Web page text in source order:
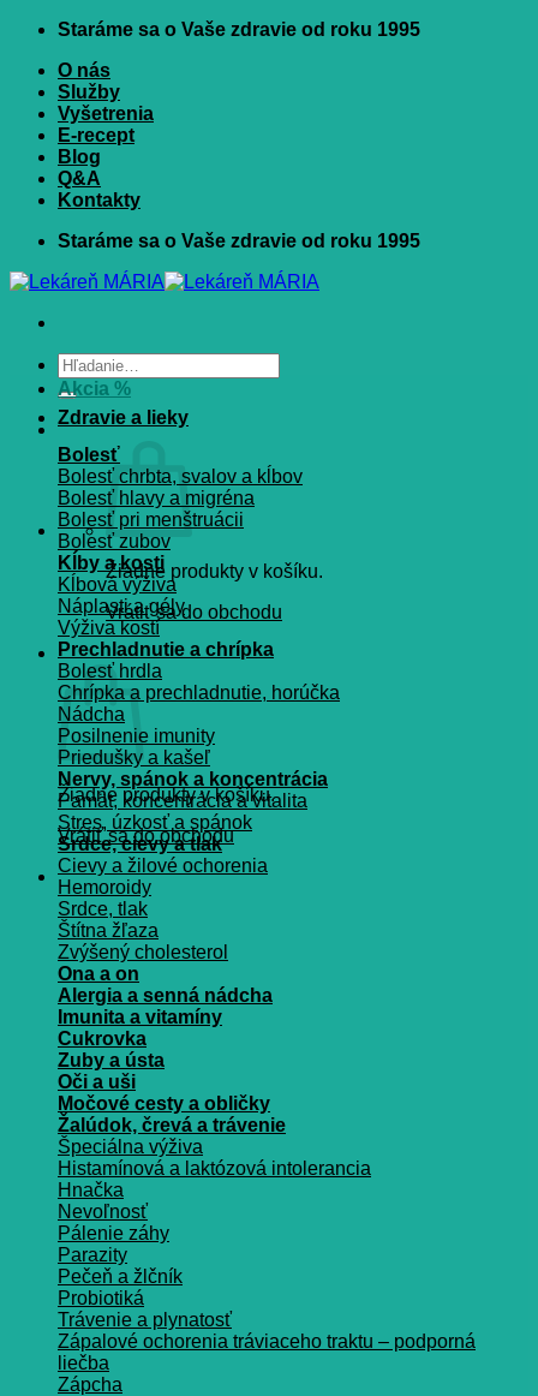
Skip
content
Staráme sa o Vaše zdravie od roku 1995
O nás
Služby
Vyšetrenia
E-recept
Blog
Q&A
Kontakty
Staráme sa o Vaše zdravie od roku 1995
Hľadať:
Žiadne produkty v košíku.
Vrátiť sa do obchodu
Košík
Žiadne produkty v košíku.
Vrátiť sa do obchodu
Akcia %
Zdravie a lieky
Bolesť
Bolesť chrbta, svalov a kĺbov
Bolesť hlavy a migréna
Bolesť pri menštruácii
Bolesť zubov
Kĺby a kosti
Kĺbová výživa
Náplasti a gély
Výživa kostí
Prechladnutie a chrípka
Bolesť hrdla
Chrípka a prechladnutie, horúčka
Nádcha
Posilnenie imunity
Priedušky a kašeľ
Nervy, spánok a koncentrácia
Pamät, koncentrácia a vitalita
Stres, úzkosť a spánok
Srdce, cievy a tlak
Cievy a žilové ochorenia
Hemoroidy
Srdce, tlak
Štítna žľaza
Zvýšený cholesterol
Ona a on
Alergia a senná nádcha
Imunita a vitamíny
Cukrovka
Zuby a ústa
Oči a uši
Močové cesty a obličky
Žalúdok, črevá a trávenie
Špeciálna výživa
Histamínová a laktózová intolerancia
Hnačka
Nevoľnosť
Pálenie záhy
Parazity
Pečeň a žlčník
Probiotiká
Trávenie a plynatosť
Zápalové ochorenia tráviaceho traktu – podporná
liečba
Zápcha